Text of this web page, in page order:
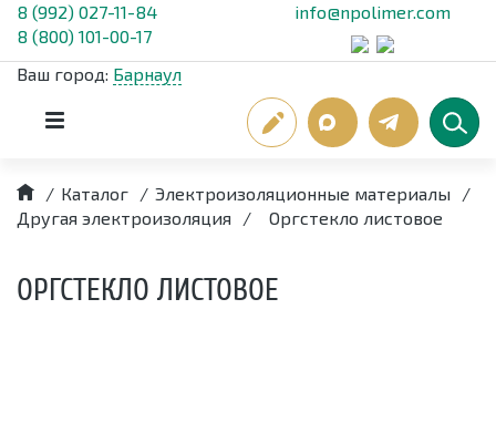
8 (992) 027-11-84
8 (800) 101-00-17
info@npolimer.com
Ваш город: Барнаул
/ Каталог / Электроизоляционные материалы
/
Другая электроизоляция
/ Оргстекло листовое
ОРГСТЕКЛО ЛИСТОВОЕ